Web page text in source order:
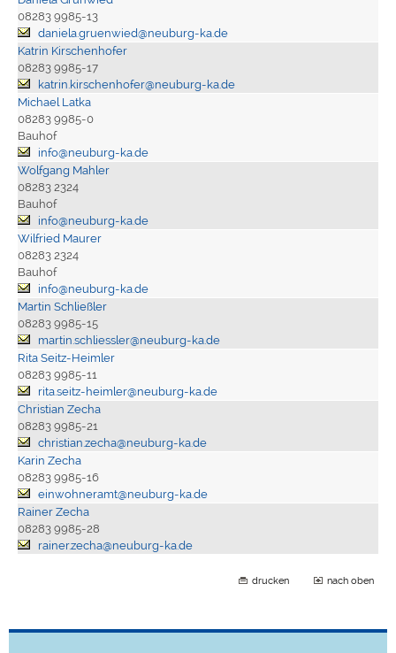
08283 9985-13
daniela.gruenwied@neuburg-ka.de
Katrin Kirschenhofer
08283 9985-17
katrin.kirschenhofer@neuburg-ka.de
Michael Latka
08283 9985-0
Bauhof
info@neuburg-ka.de
Wolfgang Mahler
08283 2324
Bauhof
info@neuburg-ka.de
Wilfried Maurer
08283 2324
Bauhof
info@neuburg-ka.de
Martin Schließler
08283 9985-15
martin.schliessler@neuburg-ka.de
Rita Seitz-Heimler
08283 9985-11
rita.seitz-heimler@neuburg-ka.de
Christian Zecha
08283 9985-21
christian.zecha@neuburg-ka.de
Karin Zecha
08283 9985-16
einwohneramt@neuburg-ka.de
Rainer Zecha
08283 9985-28
rainer.zecha@neuburg-ka.de
drucken nach oben